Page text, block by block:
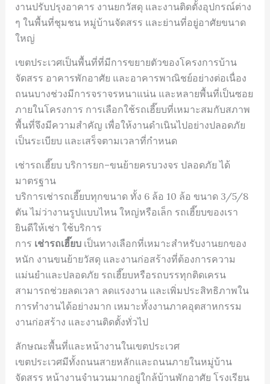
งานปรับปรุงอาคาร งานยกวัสดุ และงานติดตั้งอุปกรณ์ต่าง
ๆ ในพื้นที่ชุมชน หมู่บ้านจัดสรร และย่านที่อยู่อาศัยขนาด
ใหญ่
เขตประเวศเป็นพื้นที่ที่มีการขยายตัวของโครงการบ้าน
จัดสรร อาคารพักอาศัย และอาคารพาณิชย์อย่างต่อเนื่อง
ถนนบางช่วงมีการจราจรหนาแน่น และหลายพื้นที่เป็นซอย
ภายในโครงการ การเลือกใช้รถเฮี๊ยบที่เหมาะสมกับสภาพ
พื้นที่จึงมีความสำคัญ เพื่อให้งานดำเนินไปอย่างปลอดภัย
เป็นระเบียบ และเสร็จตามเวลาที่กำหนด
เช่ารถเฮี๊ยบ บริการยก–ขนย้ายครบวงจร ปลอดภัย ได้
มาตรฐาน
บริการเช่ารถเฮี๊ยบทุกขนาด ทั้ง 6 ล้อ 10 ล้อ ขนาด 3/5/8
ตัน ไม่ว่างานรูปแบบไหน ใหญ่หรือเล็ก รถเฮี๊ยบของเรา
ยินดีให้เช่า ใช้บริการ
การ เช่ารถเฮี๊ยบเป็นทางเลือกที่เหมาะสำหรับงานยกของ
หนัก งานขนย้ายวัสดุ และงานก่อสร้างที่ต้องการความ
แม่นยำและปลอดภัย รถเฮี๊ยบหรือรถบรรทุกติดเครน
สามารถช่วยลดเวลา ลดแรงงาน และเพิ่มประสิทธิภาพใน
การทำงานได้อย่างมาก เหมาะทั้งงานภาคอุตสาหกรรม
งานก่อสร้าง และงานติดตั้งทั่วไป
ลักษณะพื้นที่และหน้างานในเขตประเวศ
เขตประเวศมีทั้งถนนสายหลักและถนนภายในหมู่บ้าน
จัดสรร หน้างานจำนวนมากอยู่ใกล้บ้านพักอาศัย โรงเรียน